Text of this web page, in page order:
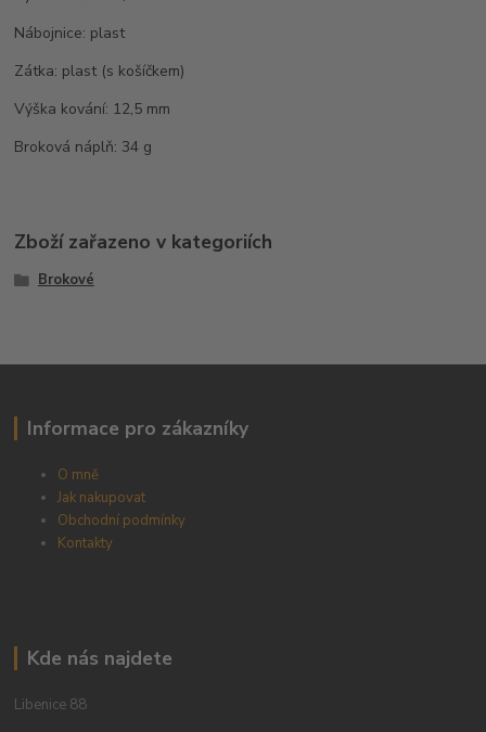
Nábojnice: plast
Zátka: plast (s košíčkem)
Výška kování: 12,5 mm
Broková náplň: 34 g
Zboží zařazeno v kategoriích
Brokové
Informace pro zákazníky
O mně
Jak nakupovat
Obchodní podmínky
Kontakty
Kde nás najdete
Libenice 88